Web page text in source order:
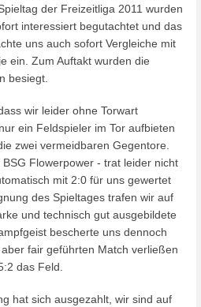
der Freizeitliga 2011 wurden
interessiert begutachtet und das
uns auch sofort Vergleiche mit
ein. Zum Auftakt wurden die
besiegt.
wir leider ohne Torwart
ein Feldspieler im Tor aufbieten
zwei vermeidbaren Gegentore.
Flowerpower - trat leider nicht
mit 2:0 für uns gewertet
des Spieltages trafen wir auf
und technisch gut ausgebildete
bescherte uns dennoch
fair geführten Match verließen
das Feld.
hat sich ausgezahlt, wir sind auf